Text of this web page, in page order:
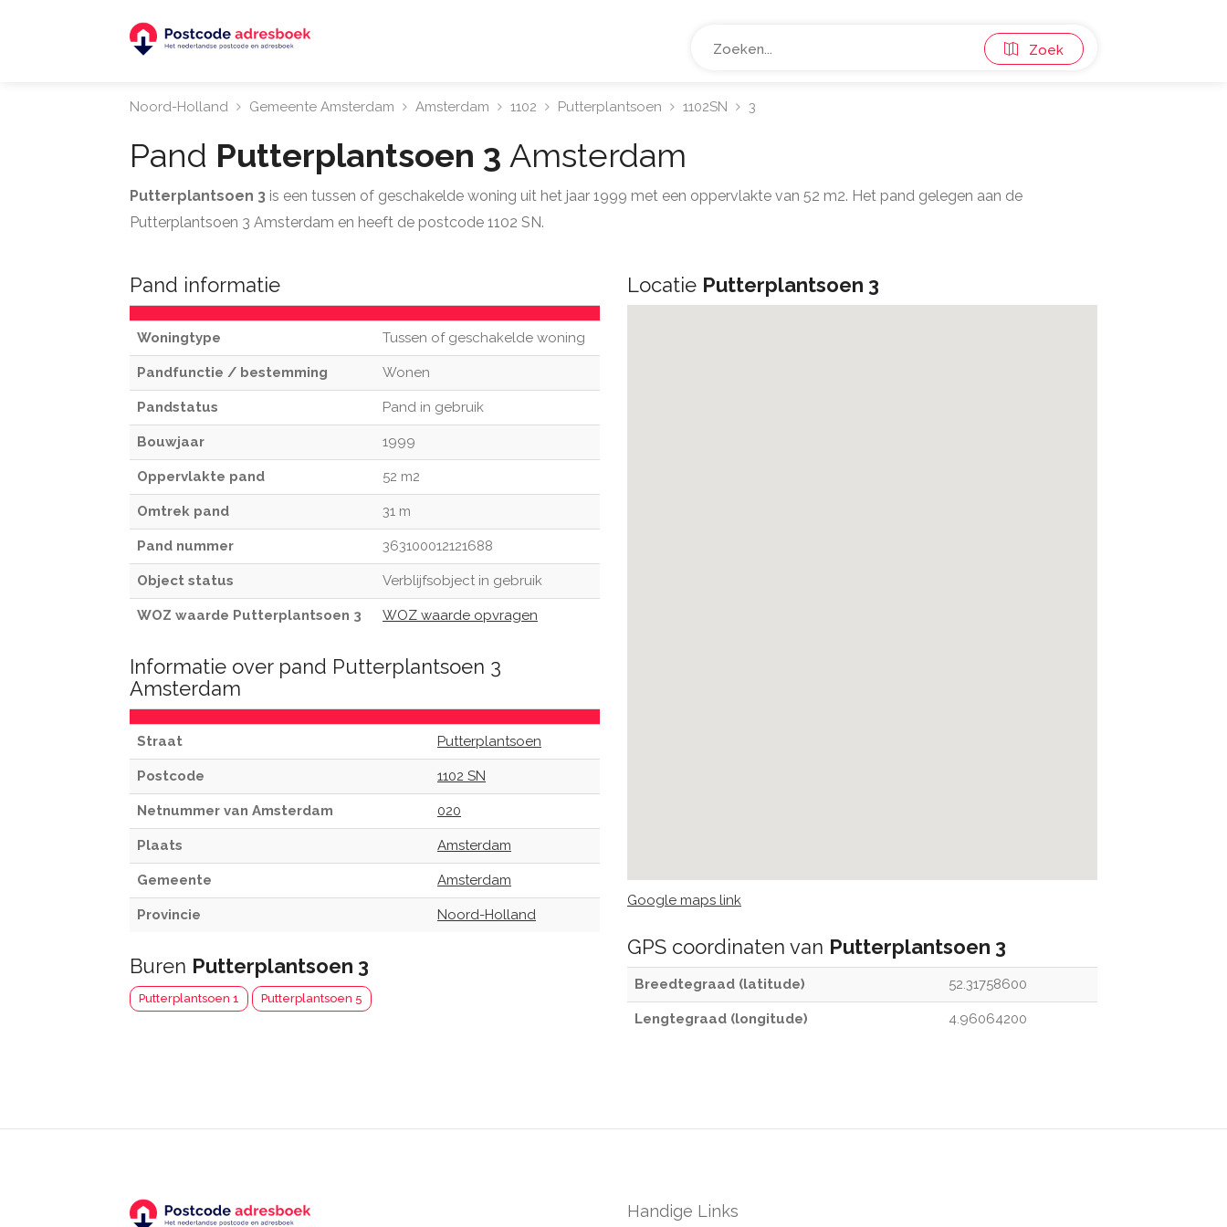
Zoek
Noord-Holland Gemeente Amsterdam Amsterdam 1102 Putterplantsoen 1102SN 3
Pand Putterplantsoen 3 Amsterdam
Putterplantsoen 3 is een tussen of geschakelde woning uit het jaar 1999 met een oppervlakte van 52 m2. Het pand gelegen aan de
Putterplantsoen 3 Amsterdam en heeft de postcode 1102 SN.
Pand informatie
Woningtype Tussen of geschakelde woning
Pandfunctie / bestemming Wonen
Pandstatus Pand in gebruik
Bouwjaar 1999
Oppervlakte pand 52 m2
Omtrek pand 31 m
Pand nummer 363100012121688
Object status Verblijfsobject in gebruik
WOZ waarde Putterplantsoen 3 WOZ waarde opvragen
Informatie over pand Putterplantsoen 3
Amsterdam
Straat Putterplantsoen
Postcode 1102 SN
Netnummer van Amsterdam 020
Plaats Amsterdam
Gemeente Amsterdam
Provincie Noord-Holland
Buren Putterplantsoen 3
Putterplantsoen 1 Putterplantsoen 5
Locatie Putterplantsoen 3
Google maps link
GPS coordinaten van Putterplantsoen 3
Breedtegraad (latitude) 52.31758600
Lengtegraad (longitude) 4.96064200
Handige Links